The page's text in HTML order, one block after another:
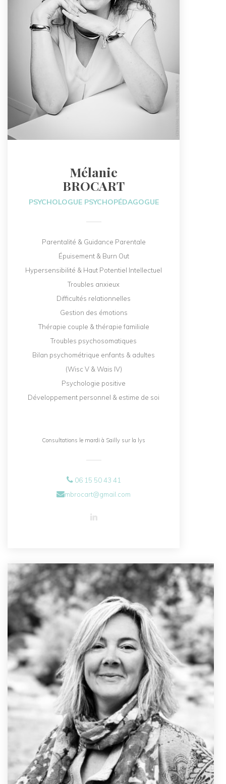
Mélanie
BROCART
PSYCHOLOGUE PSYCHOPÉDAGOGUE
Parentalité & Guidance Parentale
Épuisement & Burn Out
Hypersensibilité & Haut Potentiel Intellectuel
Troubles anxieux
Difficultés relationnelles
Gestion des émotions
Thérapie couple & thérapie familiale
Troubles psychosomatiques
Bilan psychométrique enfants & adultes
(Wisc V & Wais IV)
Psychologie positive
Développement personnel & estime de soi
Consultations le mardi à Sailly sur la lys
06 15 50 43 41
mbrocart@gmail.com